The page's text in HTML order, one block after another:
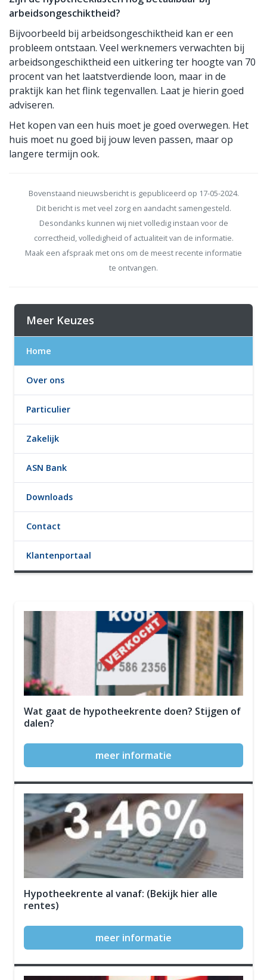
arbeidsongeschiktheid?
Bijvoorbeeld bij arbeidsongeschiktheid kan er een
probleem ontstaan. Veel werknemers verwachten bij
arbeidsongeschiktheid een uitkering ter hoogte van 70
procent van het laatstverdiende loon, maar in de
praktijk kan het flink tegenvallen. Laat je hierin goed
adviseren.
Het kopen van een huis moet je goed overwegen. Het
huis moet nu goed bij jouw leven passen, maar op
langere termijn ook.
Bovenstaand nieuwsbericht is gepubliceerd op 17-05-2024.
Dit bericht is met veel zorg en aandacht samengesteld.
Desondanks kunnen wij niet volledig instaan voor de
correctheid, volledigheid of actualiteit van de informatie.
Maak een afspraak met ons om de meest recente informatie
te ontvangen.
Meer Keuzes
Home
Over ons
Particulier
Zakelijk
ASN Bank
Downloads
Contact
Klantenportaal
Wat gaat de hypotheekrente doen? Stijgen of
dalen?
meer informatie
Hypotheekrente al vanaf: (Bekijk hier alle
rentes)
meer informatie